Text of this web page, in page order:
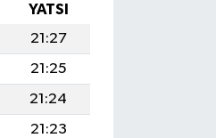
YATSI
21:27
21:25
21:24
21:23